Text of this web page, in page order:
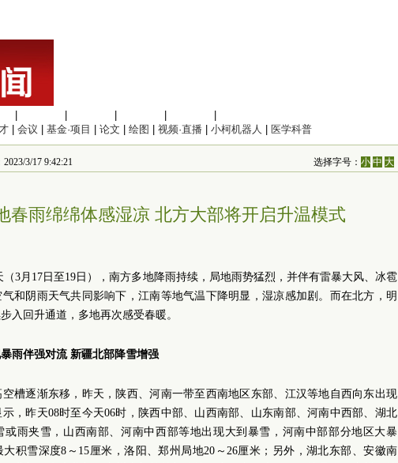
会议 基金·项目 论文 绘图 视频·直播 小柯机器人 医学科普
3/17 9:42:21 选择字号：小 中 大
春雨绵绵体感湿凉 北方大部将开启升温模式
3月17日至19日），南方多地降雨持续，局地雨势猛烈，并伴有雷暴大风、冰雹
和阴雨天气共同影响下，江南等地气温下降明显，湿凉感加剧。而在北方，明
入回升通道，多地再次感受春暖。
雨伴强对流 新疆北部降雪增强
槽逐渐东移，昨天，陕西、河南一带至西南地区东部、江汉等地自西向东出现
，昨天08时至今天06时，陕西中部、山西南部、山东南部、河南中西部、湖北
或雨夹雪，山西南部、河南中西部等地出现大到暴雪，河南中部部分地区大暴
积雪深度8～15厘米，洛阳、郑州局地20～26厘米；另外，湖北东部、安徽南